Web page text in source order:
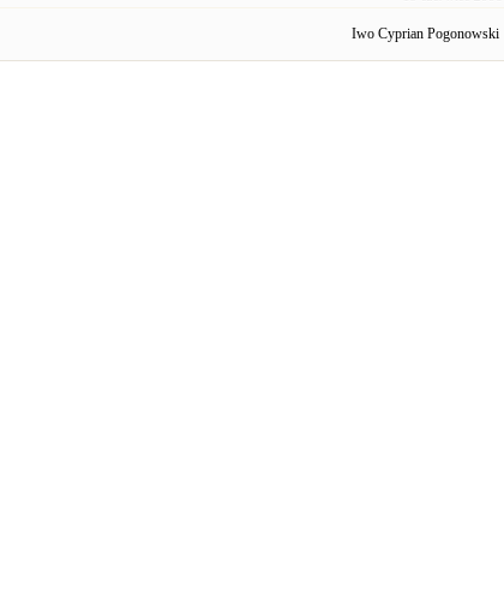
Iwo Cyprian Pogonowski